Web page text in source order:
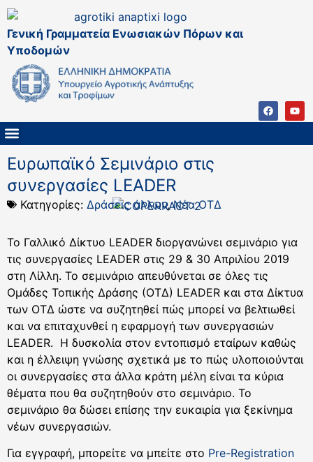
Γενική Γραμματεία Ενωσιακών Πόρων και
Υποδομών
Ευρωπαϊκό Σεμινάριο στις
συνεργασίες LEADER
Κατηγορίες: Δράσεις άλλων,Νέα ΟΤΔ
Το Γαλλικό Δίκτυο LEADER διοργανώνει σεμινάριο για
τις συνεργασίες LEADER στις 29 & 30 Απριλίου 2019
στη Λίλλη. Το σεμινάριο απευθύνεται σε όλες τις
Ομάδες Τοπικής Δράσης (ΟΤΔ) LEADER και στα Δίκτυα
των ΟΤΔ ώστε να συζητηθεί πώς μπορεί να βελτιωθεί
και να επιταχυνθεί η εφαρμογή των συνεργασιών
LEADER. Η δυσκολία στον εντοπισμό εταίρων καθώς
και η έλλειψη γνώσης σχετικά με το πώς υλοποιούνται
οι συνεργασίες στα άλλα κράτη μέλη είναι τα κύρια
θέματα που θα συζητηθούν στο σεμινάριο. Το
σεμινάριο θα δώσει επίσης την ευκαιρία για ξεκίνημα
νέων συνεργασιών.
Για εγγραφή, μπορείτε να μπείτε στο Pre-Registration